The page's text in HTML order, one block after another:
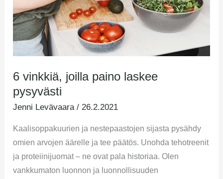
6 vinkkiä, joilla paino laskee
pysyvästi
Jenni Levävaara/ 26.2.2021
Kaalisoppakuurien ja nestepaastojen sijasta pysähdy
omien arvojen äärelle ja tee päätös. Unohda tehotreenit
ja proteiinijuomat – ne ovat pala historiaa. Olen
vankkumaton luonnon ja luonnollisuuden